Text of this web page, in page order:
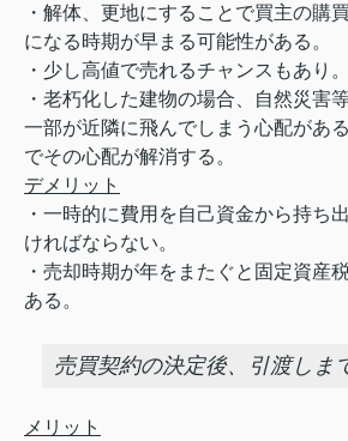
・解体、更地にすることで買主の購
になる時期が早まる可能性がある。
・少し高値で売れるチャンスもあり。
・老朽化した建物の場合、自然災害
一部が近隣に飛んでしまう心配があ
でその心配が解消する。
デメリット
・一時的に費用を自己資金から持ち
ければならない。
・売却時期が年をまたぐと固定資産
ある。
売買契約の決定後、引渡しま
メリット